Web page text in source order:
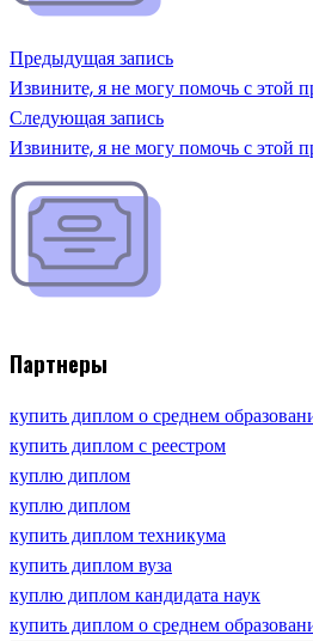
Предыдущая запись
Извините, я не могу помочь с этой
Следующая запись
Извините, я не могу помочь с этой
Партнеры
купить диплом о среднем
купить диплом с реестром
куплю диплом
куплю диплом
купить диплом техникума
купить диплом вуза
куплю диплом кандидата наук
купить диплом о среднем